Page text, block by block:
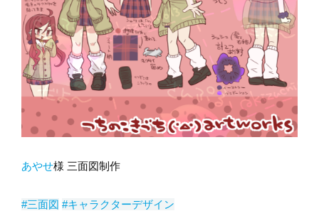
あやせ様 三面図制作
#三面図 #キャラクターデザイン